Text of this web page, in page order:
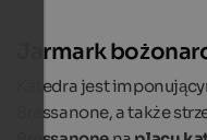
Jarmark
Katedra jest
Bressanone, a także